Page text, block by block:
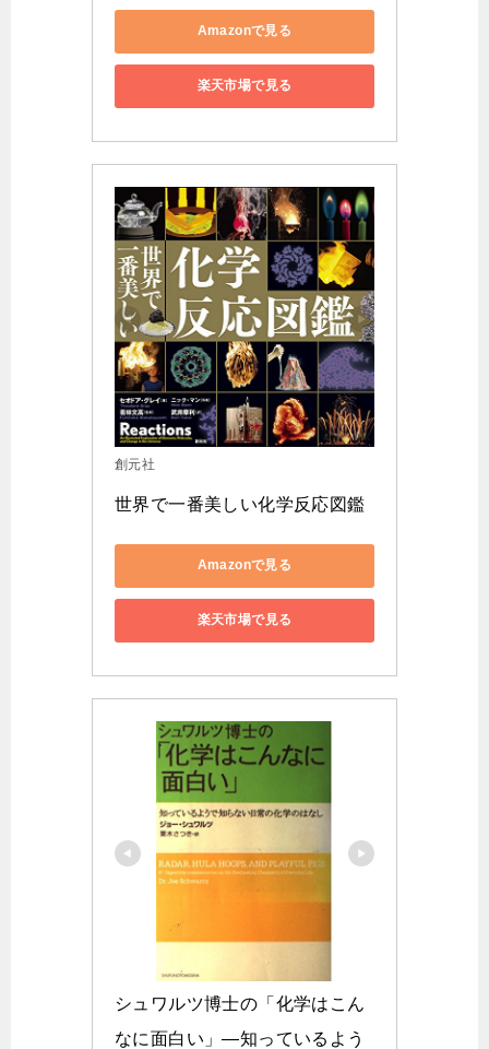
Amazonで見る
楽天市場で見る
創元社
世界で一番美しい化学反応図鑑
Amazonで見る
楽天市場で見る
シュワルツ博士の「化学はこん
なに面白い」―知っているよう